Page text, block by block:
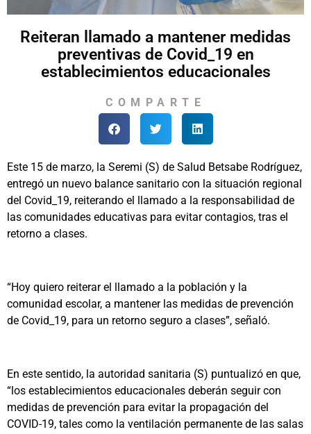
Reiteran llamado a mantener medidas
preventivas de Covid_19 en
establecimientos educacionales
COMPARTE
Este 15 de marzo, la Seremi (S) de Salud Betsabe Rodríguez,
entregó un nuevo balance sanitario con la situación regional
del Covid_19, reiterando el llamado a la responsabilidad de
las comunidades educativas para evitar contagios, tras el
retorno a clases.
“Hoy quiero reiterar el llamado a la población y la
comunidad escolar, a mantener las medidas de prevención
de Covid_19, para un retorno seguro a clases”, señaló.
En este sentido, la autoridad sanitaria (S) puntualizó en que,
“los establecimientos educacionales deberán seguir con
medidas de prevención para evitar la propagación del
COVID-19, tales como la ventilación permanente de las salas